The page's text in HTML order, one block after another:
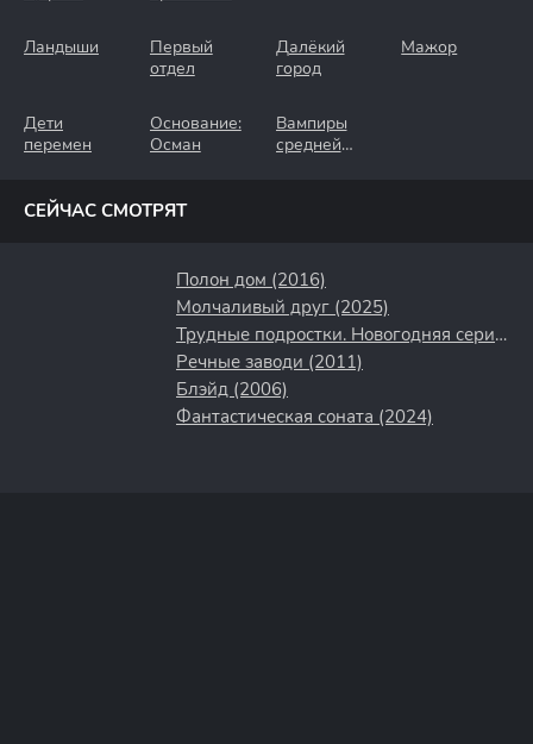
Ландыши
Первый
отдел
Далёкий
город
Мажор
Дети
перемен
Основание:
Осман
Вампиры
средней
СЕЙЧАС СМОТРЯТ
Полон дом (2016)
Молчаливый друг (2025)
Трудные подростки. Новогодняя серия (2021)
Речные заводи (2011)
Блэйд (2006)
Фантастическая соната (2024)